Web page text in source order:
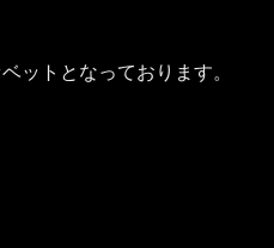
ットとなっております。